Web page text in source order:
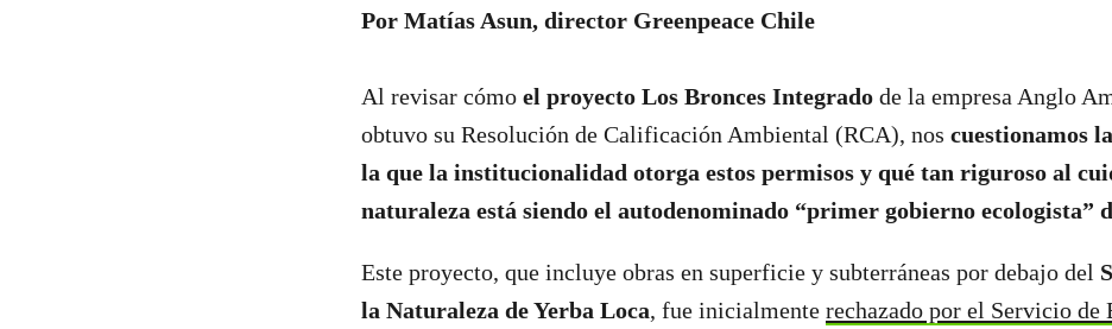
Por Matías Asun, director Greenpeace Chile
Al revisar cómo el proyecto Los Bronces Integrado de la empresa Anglo
obtuvo su Resolución de Calificación Ambiental (RCA), nos cuestionamos
la que la institucionalidad otorga estos permisos y qué tan riguroso al
naturaleza está siendo el autodenominado “primer gobierno ecologista”
Este proyecto, que incluye obras en superficie y subterráneas por debajo del
la Naturaleza de Yerba Loca, fue inicialmente rechazado por el Servicio de